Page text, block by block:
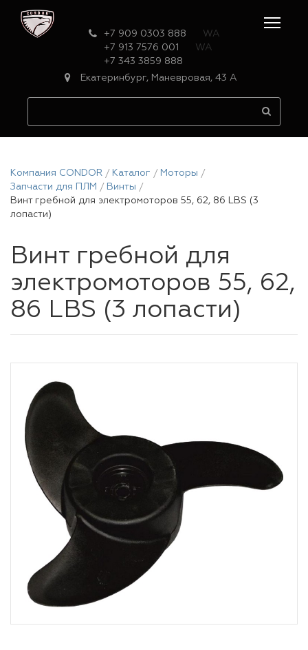
+7 909 0303 888
WA
+7 913 7576 001
WA
+7 343 3859 888
Екатеринбург, Маневровая, 43 А
Компания CONDOR Каталог
Моторы
Запчасти для ПЛМ
Винты
Винт гребной для электромоторов 55, 62, 86 LBS (3
лопасти)
Винт гребной для
электромоторов 55, 62,
86 LBS (3 лопасти)